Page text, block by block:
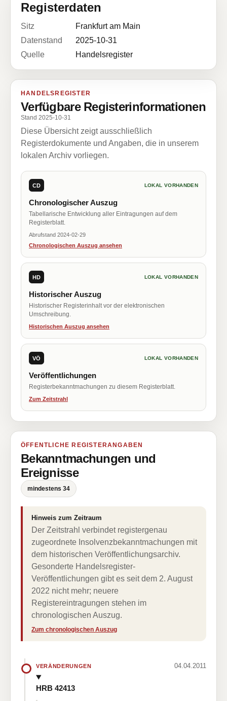
Registerdaten
Sitz
Frankfurt am Main
Datenstand
2025-10-31
Quelle
Handelsregister
HANDELSREGISTER
Verfügbare Registerinformationen
Stand 2025-10-31
Diese Übersicht zeigt ausschließlich
Registerdokumente und Angaben, die in unserem
lokalen Archiv vorliegen.
CD LOKAL VORHANDEN
Chronologischer Auszug
Tabellarische Entwicklung aller Eintragungen auf dem
Registerblatt.
Abrufstand 2024-02-29
Chronologischen Auszug ansehen
HD LOKAL VORHANDEN
Historischer Auszug
Historischer Registerinhalt vor der elektronischen
Umschreibung.
Historischen Auszug ansehen
VÖ LOKAL VORHANDEN
Veröffentlichungen
Registerbekanntmachungen zu diesem Registerblatt.
Zum Zeitstrahl
ÖFFENTLICHE REGISTERANGABEN
Bekanntmachungen und
Ereignisse
mindestens 34
Hinweis zum Zeitraum
Der Zeitstrahl verbindet registergenau
zugeordnete Insolvenzbekanntmachungen mit
dem historischen Veröffentlichungsarchiv.
Gesonderte Handelsregister-
Veröffentlichungen gibt es seit dem 2. August
2022 nicht mehr; neuere
Registereintragungen stehen im
chronologischen Auszug.
Zum chronologischen Auszug
VERÄNDERUNGEN 04.04.2011
HRB 42413